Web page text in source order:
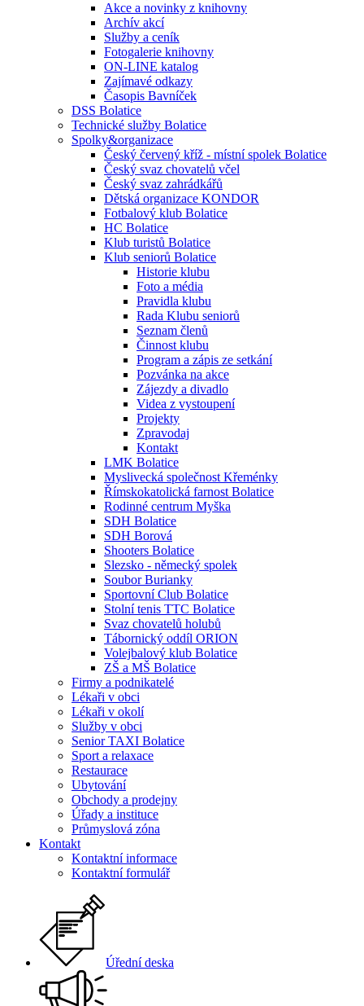
Akce a novinky z knihovny
Archív akcí
Služby a ceník
Fotogalerie knihovny
ON-LINE katalog
Zajímavé odkazy
Časopis Bavníček
DSS Bolatice
Technické služby Bolatice
Spolky&organizace
Český červený kříž - místní spolek Bolatice
Český svaz chovatelů včel
Český svaz zahrádkářů
Dětská organizace KONDOR
Fotbalový klub Bolatice
HC Bolatice
Klub turistů Bolatice
Klub seniorů Bolatice
Historie klubu
Foto a média
Pravidla klubu
Rada Klubu seniorů
Seznam členů
Činnost klubu
Program a zápis ze setkání
Pozvánka na akce
Zájezdy a divadlo
Videa z vystoupení
Projekty
Zpravodaj
Kontakt
LMK Bolatice
Myslivecká společnost Křeménky
Římskokatolická farnost Bolatice
Rodinné centrum Myška
SDH Bolatice
SDH Borová
Shooters Bolatice
Slezsko - německý spolek
Soubor Burianky
Sportovní Club Bolatice
Stolní tenis TTC Bolatice
Svaz chovatelů holubů
Tábornický oddíl ORION
Volejbalový klub Bolatice
ZŠ a MŠ Bolatice
Firmy a podnikatelé
Lékaři v obci
Lékaři v okolí
Služby v obci
Senior TAXI Bolatice
Sport a relaxace
Restaurace
Ubytování
Obchody a prodejny
Úřady a instituce
Průmyslová zóna
Kontakt
Kontaktní informace
Kontaktní formulář
Úřední deska